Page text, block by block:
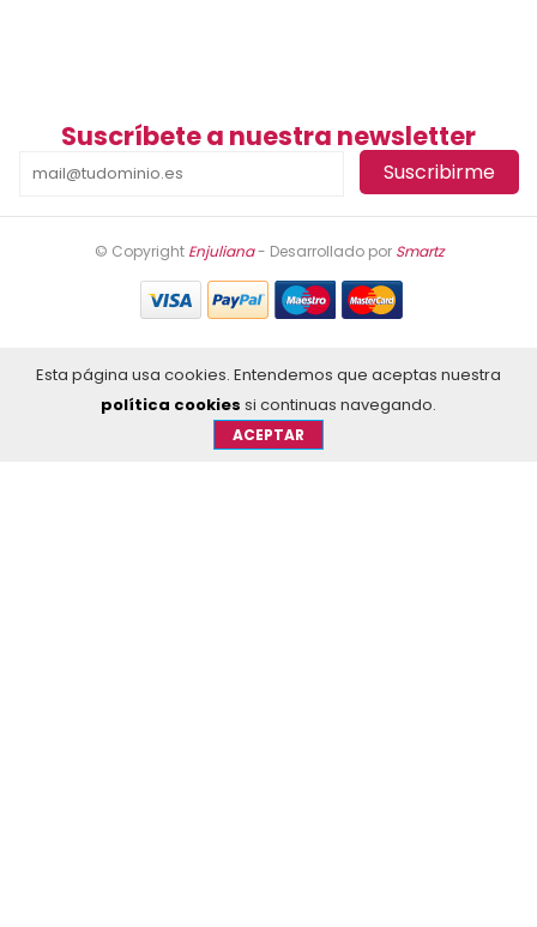
Suscríbete a nuestra newsletter
© Copyright Enjuliana- Desarrollado por Smartz
Esta página usa cookies. Entendemos que aceptas nuestra
política cookies si continuas navegando.
ACEPTAR